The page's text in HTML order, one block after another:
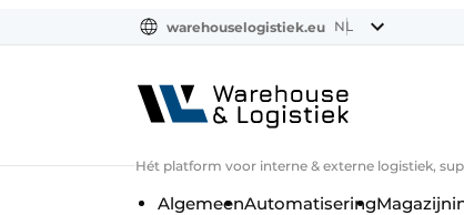
warehouselogistiek.eu NL
Hét platform voor interne & externe logistiek,
AlgemeenAutomatisering